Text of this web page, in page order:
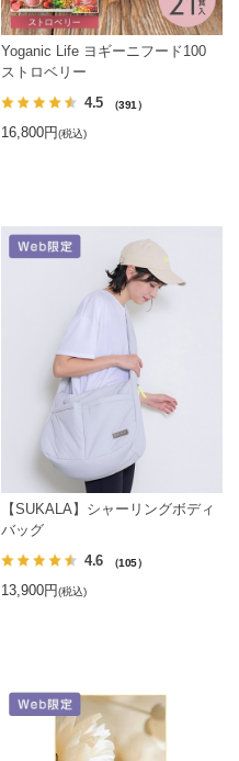
Yoganic Life ヨギーニフード100
ストロベリー
4.5 （391）
16,800円(税込)
【SUKALA】シャーリングボディ
バッグ
4.6 （105）
13,900円(税込)